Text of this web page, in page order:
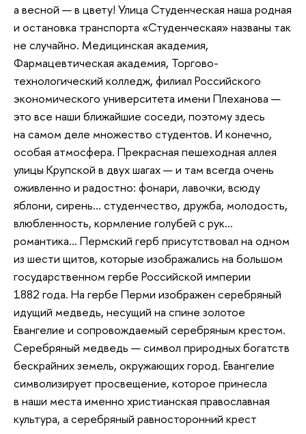
а весной — в цвету! Улица Студенческая наша родная
и остановка транспорта «Студенческая» названы так
не случайно. Медицинская академия,
Фармацевтическая академия, Торгово-
технологический колледж, филиал Российского
экономического университета имени Плеханова —
это все наши ближайшие соседи, поэтому здесь
на самом деле множество студентов. И конечно,
особая атмосфера. Прекрасная пешеходная аллея
улицы Крупской в двух шагах — и там всегда очень
оживленно и радостно: фонари, лавочки, всюду
яблони, сирень... студенчество, дружба, молодость,
влюбленность, кормление голубей с рук...
романтика... Пермский герб присутствовал на одном
из шести щитов, которые изображались на большом
государственном гербе Российской империи
1882 года. На гербе Перми изображен серебряный
идущий медведь, несущий на спине золотое
Евангелие и сопровождаемый серебряным крестом.
Серебряный медведь — символ природных богатств
бескрайних земель, окружающих город. Евангелие
символизирует просвещение, которое принесла
в наши места именно христианская православная
культура, а серебряный равносторонний крест